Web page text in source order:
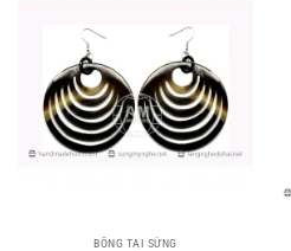
BÔNG TAI SỪNG